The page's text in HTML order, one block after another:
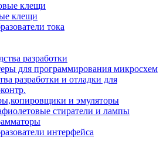
клещи
клещи
тока
разработки
для программирования микросхем
разработки и отладки для
и эмуляторы
стиратели и лампы
интерфейса